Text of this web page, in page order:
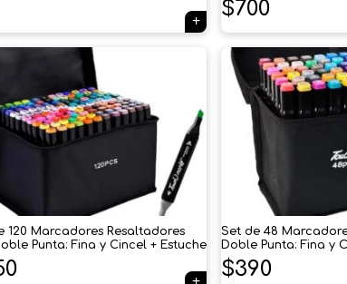
$700
120 Marcadores Resaltadores
Punta: Fina y Cincel + Estuche
Set de 48
Doble Punta: Fina y
$390